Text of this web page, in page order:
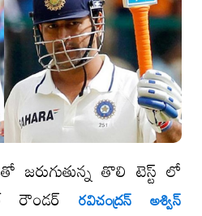
జరుగుతున్న తొలి టెస్ట్ లో
రౌండర్రవిచంద్రన్ అశ్విన్